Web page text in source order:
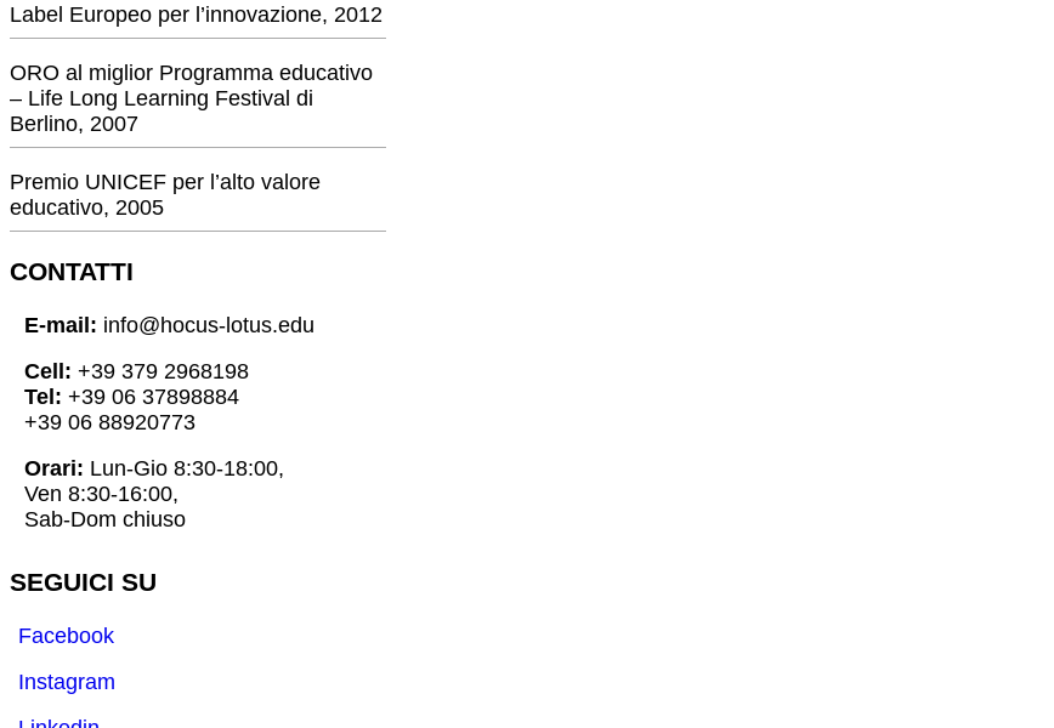
Label Europeo per l’innovazione, 2012
ORO al miglior Programma educativo
– Life Long Learning Festival di
Berlino, 2007
Premio UNICEF per l’alto valore
educativo, 2005
CONTATTI
E-mail: info@hocus-lotus.edu
Cell: +39 379 2968198
Tel: +39 06 37898884
+39 06 88920773
Orari: Lun-Gio 8:30-18:00,
Ven 8:30-16:00,
Sab-Dom chiuso
SEGUICI SU
Facebook
Instagram